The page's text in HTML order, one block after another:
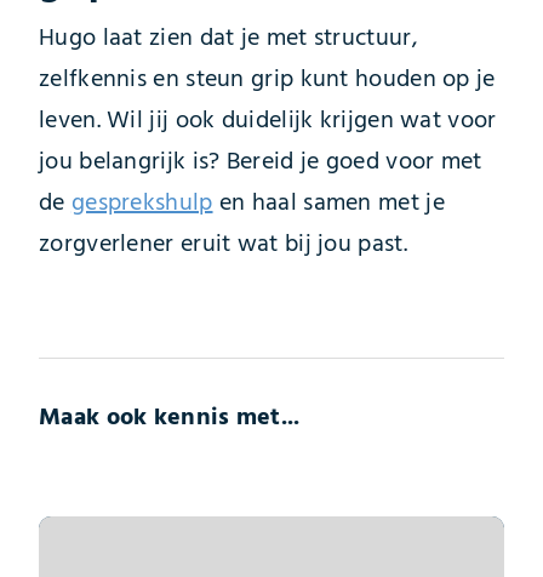
Hugo laat zien dat je met structuur,
zelfkennis en steun grip kunt houden op je
leven. Wil jij ook duidelijk krijgen wat voor
jou belangrijk is? Bereid je goed voor met
de gesprekshulpen haal samen met je
zorgverlener eruit wat bij jou past.
Maak ook kennis met...